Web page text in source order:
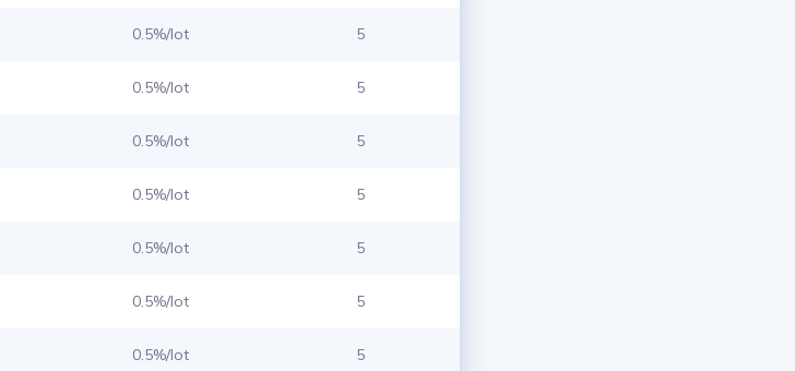
0.5%/lot 5
0.5%/lot 5
0.5%/lot 5
0.5%/lot 5
0.5%/lot 5
0.5%/lot 5
0.5%/lot 5